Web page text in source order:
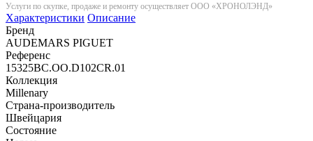
Услуги по скупке, продаже и ремонту осуществляет ООО «ХРОНОЛЭНД»
Характеристики Описание
Бренд
AUDEMARS PIGUET
Референс
15325BC.OO.D102CR.01
Коллекция
Millenary
Страна-производитель
Швейцария
Состояние